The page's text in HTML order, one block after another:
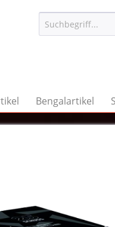
Bengalartikel